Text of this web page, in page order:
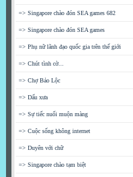
=> Singapore chào đón SEA games 682
=> Singapore chào đón SEA games
=> Phụ nữ lãnh đạo quốc gia trên thế giới
=> Chút tình cờ...
=> Chợ Bảo Lộc
=> Dấu xưa
=> Sự tiếc nuối muộn màng
=> Cuộc sống không internet
=> Duyên với chữ
=> Singapore chào tạm biệt